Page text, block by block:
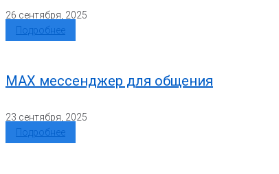
26 сентября, 2025
Подробнее
MAX мессенджер для общения
23 сентября, 2025
Подробнее